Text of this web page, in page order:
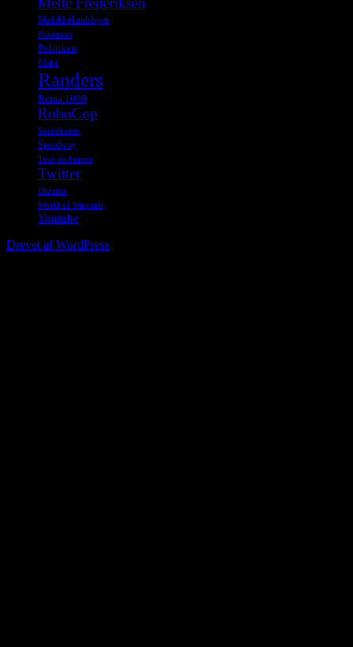
Midalderlandsbyen
Pokemon
Politiken
Påske
Randers
Rema 1000
RoboCop
Sexrobotter
Speedway
Tour de France
Twitter
Ukraine
World of Warcraft
Youtube
Drevet af WordPress